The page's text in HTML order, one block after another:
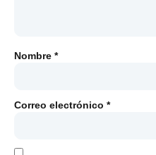
Nombre *
Correo electrónico *